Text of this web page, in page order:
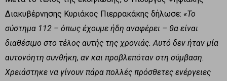
Διακυβέρνησης Κυριάκος Πιερρακάκης δήλωσε: «Το
σύστημα 112 – όπως έχουμε ήδη αναφέρει – θα είναι
διαθέσιμο στο τέλος αυτής της χρονιάς. Αυτό δεν ήταν μία
αυτονόητη συνθήκη, αν και προβλεπόταν στη σύμβαση.
Χρειάστηκε να γίνουν πάρα πολλές πρόσθετες ενέργειες